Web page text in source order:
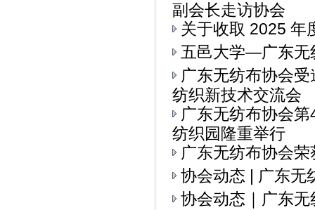
副会长走访协会
关于收取 2025 年
五邑大学—广东无
广东无纺布协会
纺织新技术交流会
广东无纺布协会
纺织园隆重举行
广东无纺布协会
协会动态 | 广东无
协会动态｜广东